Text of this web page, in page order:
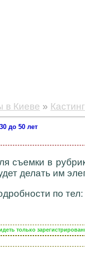
в Киеве »
до 50 лет
съемки в
делать им
по тел:
только